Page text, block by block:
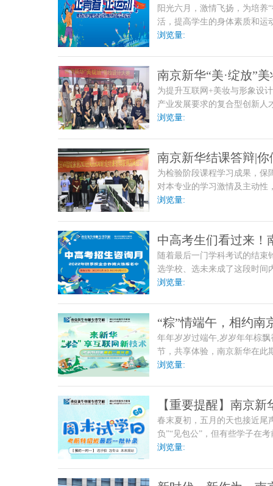
圆满举行
阳光六月，激情飞扬，为培养
活，提高学生的身体素质和运
春 正运动”南京新华电脑
浏览量:
南京新华“美·绽放”
为提升互联网+美妆与形象设
产业发展要求的复合型创新人
妆设计技能竞赛。本
浏览量:
南京新华结课答辩|
为检验阶段课程学习成果，保
对本专业的学习激情及主动性
都会举行结课答辩，这是检验
浏览量:
中高考生们看过来！
随着最后一门学科考试的结束
选学校、选未来成了这段时间
都不该是人生的终点，人生的
浏览量:
“粽”情端午，相约南
年年岁岁过端午,岁岁年年棕
节，共享体验，南京新华在此
课程试听、端午创作等活动，
浏览量:
【重要提醒】南京
春末夏初，五月的天也接近尾
负”“见包公”，但有些学子在
迷茫和焦虑中。考不上高中怎
浏览量: